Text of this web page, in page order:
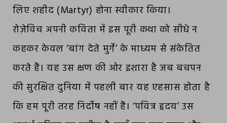
लिए शहीद (Martyr) होना स्वीकार किया।
रोज़ेविच अपनी कविता में इस पूरी कथा को सीधे न
कहकर केवल ‘बांग देते मुर्गे’ के माध्यम से संकेतित
करते हैं। यह उस क्षण की ओर इशारा है जब बचपन
की सुरक्षित दुनिया में पहली बार यह एहसास होता है
कि हम पूरी तरह निर्दोष नहीं हैं। ‘पवित्र हृदय’ उस